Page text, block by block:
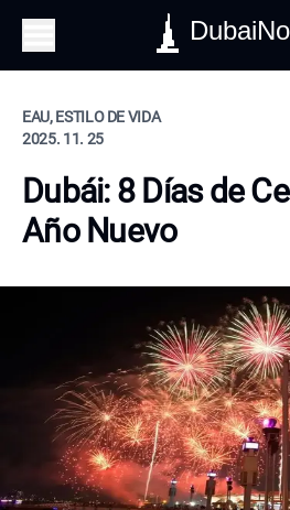
EAU, ESTILO DE VIDA
2025. 11. 25
Dubái: 8 Días de
Año Nuevo